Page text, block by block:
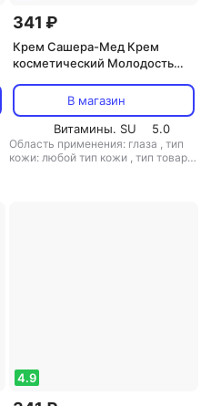
341 ₽
Крем Сашера-Мед Крем
косметический Молодость
ореховый, 30 мл
В магазин
Витамины. SU
5.0
Область применения: глаза , тип
кожи: любой тип кожи , тип товара:
4.9